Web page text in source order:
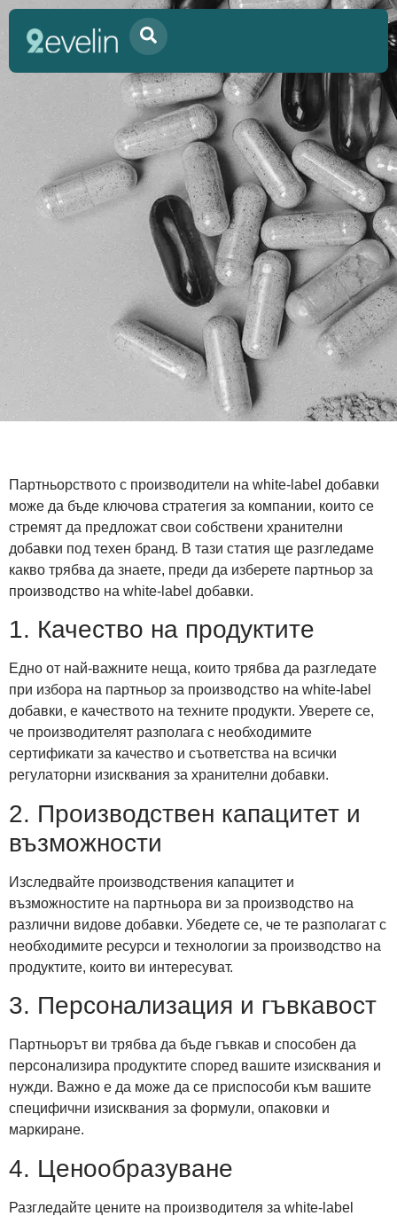
Партньорството с производители на white-label добавки
може да бъде ключова стратегия за компании, които се
стремят да предложат свои собствени хранителни
добавки под техен бранд. В тази статия ще разгледаме
какво трябва да знаете, преди да изберете партньор за
производство на white-label добавки.
1. Качество на продуктите
Едно от най-важните неща, които трябва да разгледате
при избора на партньор за производство на white-label
добавки, е качеството на техните продукти. Уверете се,
че производителят разполага с необходимите
сертификати за качество и съответства на всички
регулаторни изисквания за хранителни добавки.
2. Производствен капацитет и
възможности
Изследвайте производствения капацитет и
възможностите на партньора ви за производство на
различни видове добавки. Убедете се, че те разполагат с
необходимите ресурси и технологии за производство на
продуктите, които ви интересуват.
3. Персонализация и гъвкавост
Партньорът ви трябва да бъде гъвкав и способен да
персонализира продуктите според вашите изисквания и
нужди. Важно е да може да се приспособи към вашите
специфични изисквания за формули, опаковки и
маркиране.
4. Ценообразуване
Разгледайте цените на производителя за white-label